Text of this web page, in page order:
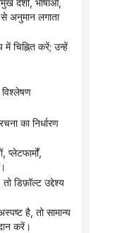
अनुमान लगाता
करें।